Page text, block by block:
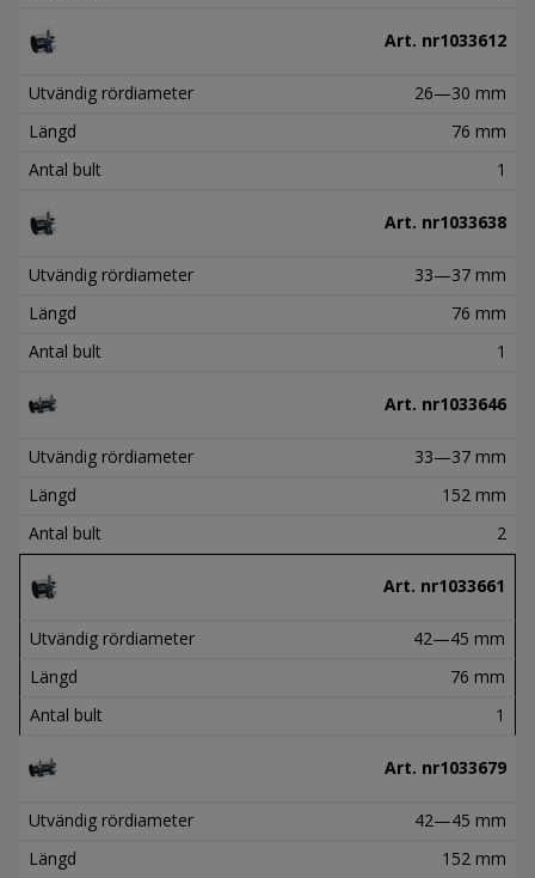
Art. nr1033612
Utvändig rördiameter
26—30 mm
Längd
76 mm
Antal bult
1
Art. nr1033638
Utvändig rördiameter
33—37 mm
Längd
76 mm
Antal bult
1
Art. nr1033646
Utvändig rördiameter
33—37 mm
Längd
152 mm
Antal bult
2
Art. nr1033661
Utvändig rördiameter
42—45 mm
Längd
76 mm
Antal bult
1
Art. nr1033679
Utvändig rördiameter
42—45 mm
Längd
152 mm